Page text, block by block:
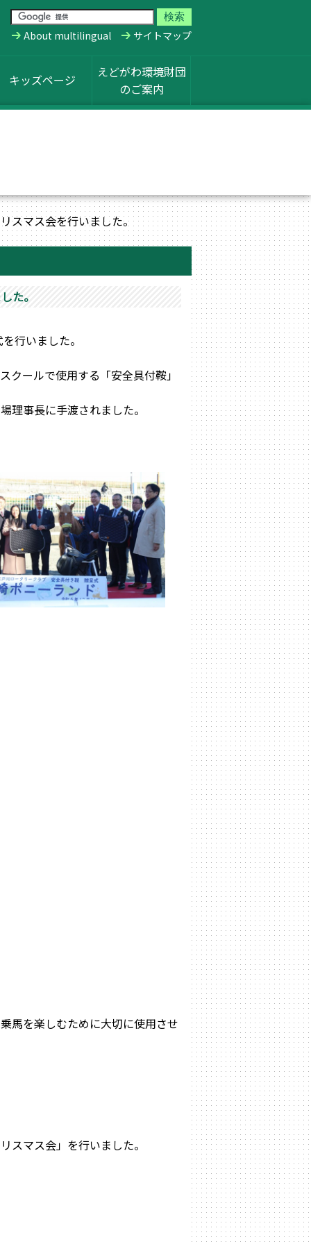
About multilingual サイトマップ
キッズページ
えどがわ環境財団
のご案内
スマス会を行いました。
た。
行いました。
クールで使用する「安全具付鞍」
理事長に手渡されました。
馬を楽しむために大切に使用させ
スマス会」を行いました。